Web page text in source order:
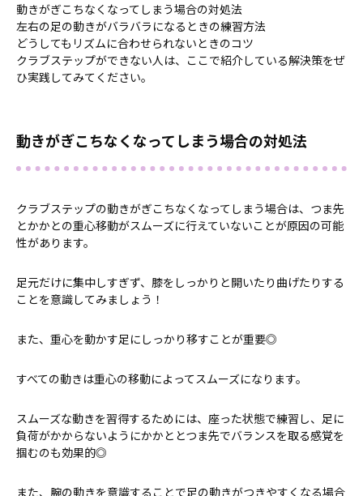
動きがぎこちなくなってしまう場合の対処法
左右の足の動きがバラバラになるときの練習方法
どうしてもリズムに合わせられないときのコツ
クラブステップができない人は、ここで紹介している解決策をぜ
ひ実践してみてください。
動きがぎこちなくなってしまう場合の対処法
クラブステップの動きがぎこちなくなってしまう場合は、つま先
とかかとの重心移動がスムーズに行えていないことが原因の可能
性があります。
足元だけに集中しすぎず、膝をしっかりと開いたり曲げたりする
ことを意識してみましょう！
また、重心を動かす足にしっかり移すことが重要◎
すべての動きは重心の移動によってスムーズになります。
スムーズな動きを習得するためには、座った状態で練習し、足に
負荷がかからないようにかかととつま先でバランスを取る感覚を
掴むのも効果的◎
また、腕の動きを意識することで足の動きがつきやすくなる場合